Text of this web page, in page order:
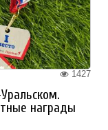
1427
награды